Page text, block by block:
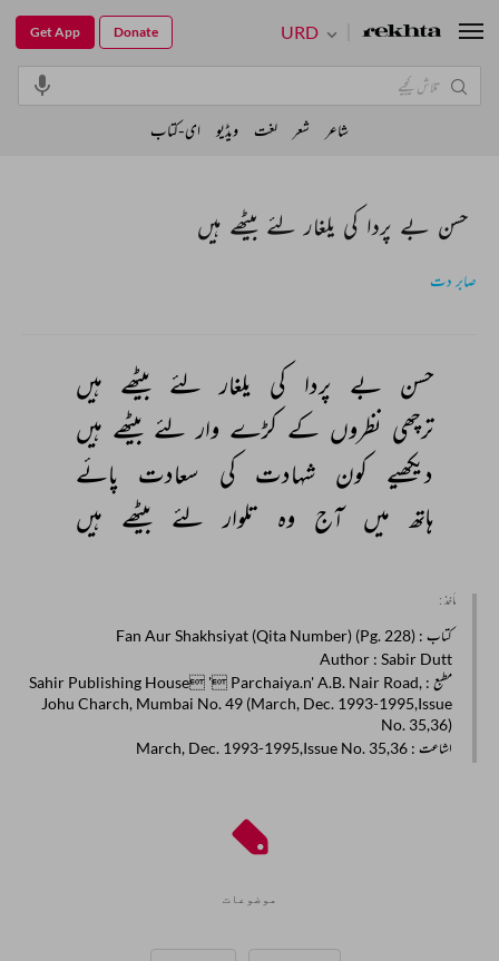
حسن بے پردا کی یلغار لئے بیٹھے ہیں
صابر دت
حسن بے پردا کی یلغار لئے بیٹھے ہیں
ترچھی نظروں کے کڑے وار لئے بیٹھے ہیں
دیکھیے
کون شہادت کی سعادت
پائے
ہاتھ میں آج وہ تلوار لئے بیٹھے ہیں
مأخذ :
کتاب : Fan Aur Shakhsiyat (Qita Number) (Pg. 228)
Author : Sabir Dutt
مطبع : Sahir Publishing House ' Parchaiya.n' A.B. Nair Road,
Johu Charch, Mumbai No. 49 (March, Dec. 1993-1995,Issue
No. 35,36)
اشاعت : March, Dec. 1993-1995,Issue No. 35,36
موضوعات
URD
Get App Donate
شاعر شعر لغت ویڈیو ای-کتاب